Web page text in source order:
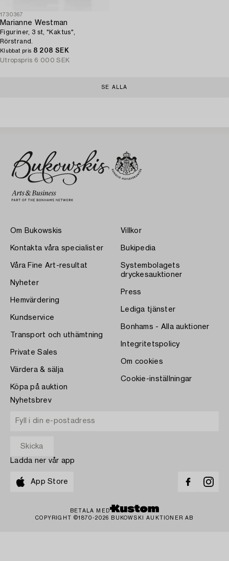
1730367
Marianne Westman
Figuriner, 3 st, "Kaktus",
Rörstrand.
Klubbat pris 8 208 SEK
Utropspris 6 000 SEK
SE ALLA
Om Bukowskis
Kontakta våra specialister
Våra Fine Art-resultat
Nyheter
Hemvärdering
Kundservice
Transport och uthämtning
Private Sales
Värdera & sälja
Köpa på auktion
Villkor
Bukipedia
Systembolagets
dryckesauktioner
Press
Lediga tjänster
Bonhams - Alla auktioner
Integritetspolicy
Om cookies
Cookie-inställningar
Nyhetsbrev
Ladda ner vår app
App Store
BETALA MED
COPYRIGHT ©1870-2026 BUKOWSKI AUKTIONER AB